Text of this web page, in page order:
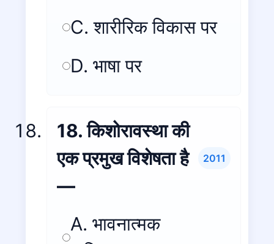
C. शारीरिक विकास पर
D. भाषा पर
18. किशोरावस्था की
एक प्रमुख विशेषता है
—
2011
A. भावनात्मक